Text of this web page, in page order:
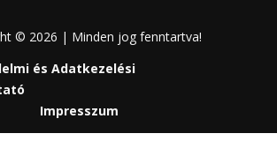
© 2026 | Minden jog fenntartva!
és Adatkezelési
Impresszum